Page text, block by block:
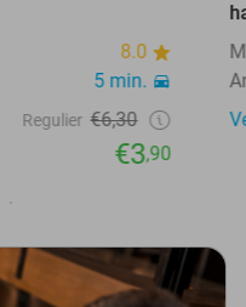
8.0
5 min.
Regulier €6,30
€3,90